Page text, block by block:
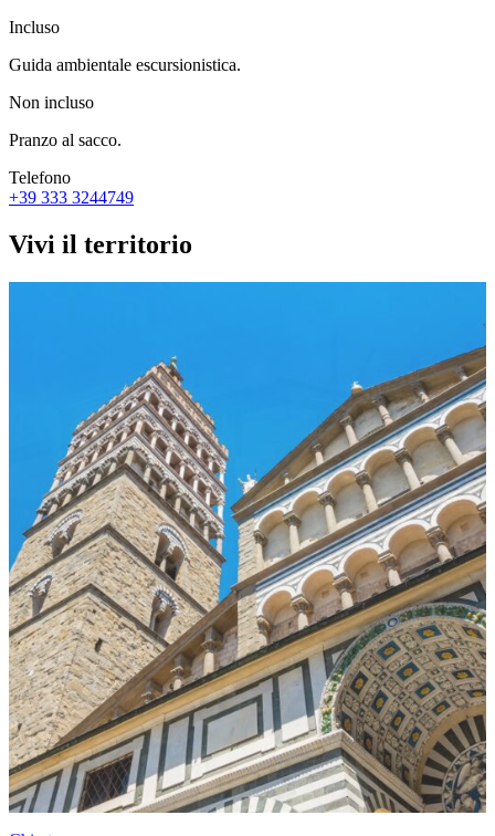
Incluso
Guida ambientale escursionistica.
Non incluso
Pranzo al sacco.
Telefono
+39 333 3244749
Vivi il territorio
Musei
Casa-museo Sigfrido Bartolini
Pistoia